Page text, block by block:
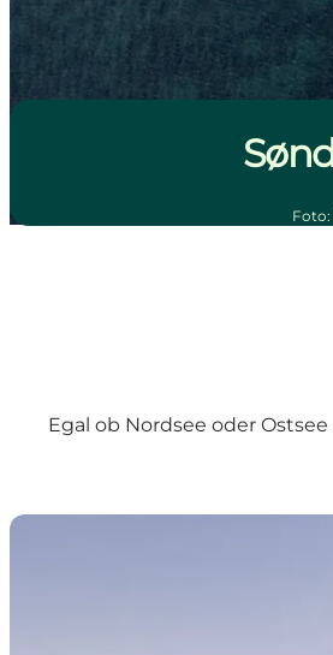
Foto:
Egal ob Nordsee oder Ostsee
Sønderjyllands neues